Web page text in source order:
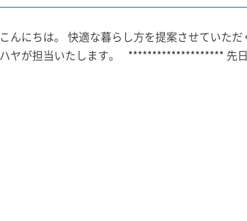
こんにちは。 快適な暮らし方を提案させていた
ハヤが担当いたします。 ******************** 先